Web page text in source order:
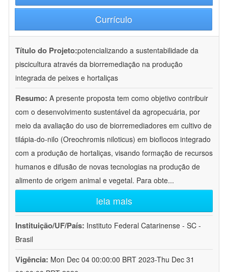
Currículo
Título do Projeto:potencializando a sustentabilidade da
piscicultura através da biorremediação na produção
integrada de peixes e hortaliças
Resumo: A presente proposta tem como objetivo contribuir
com o desenvolvimento sustentável da agropecuária, por
meio da avaliação do uso de biorremediadores em cultivo de
tilápia-do-nilo (Oreochromis niloticus) em bioflocos integrado
com a produção de hortaliças, visando formação de recursos
humanos e difusão de novas tecnologias na produção de
alimento de origem animal e vegetal. Para obte...
leia mais
Instituição/UF/País: Instituto Federal Catarinense - SC -
Brasil
Vigência: Mon Dec 04 00:00:00 BRT 2023-Thu Dec 31